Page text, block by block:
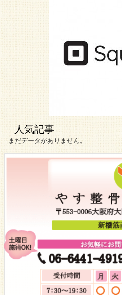
人気記事
まだデータがありません。